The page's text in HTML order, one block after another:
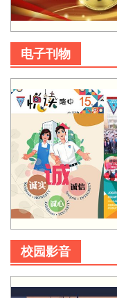
电子刊物
校园影音